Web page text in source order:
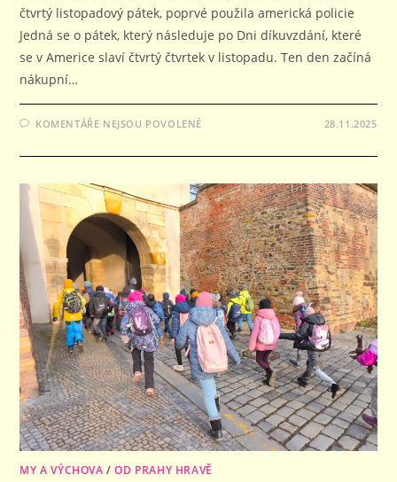
čtvrtý listopadový pátek, poprvé použila americká policie
Jedná se o pátek, který následuje po Dni díkuvzdání, které
se v Americe slaví čtvrtý čtvrtek v listopadu. Ten den začíná
nákupní…
KOMENTÁŘE NEJSOU POVOLENÉ
NÁZVEM
BLACK
FRIDAY
28.11.2025
MY A VÝCHOVA /OD PRAHY HRAVĚ